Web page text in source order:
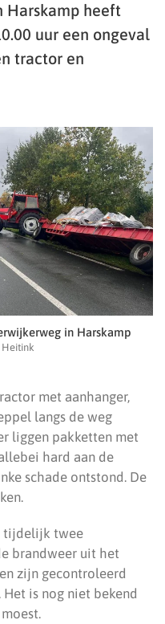
Harskamp heeft
uur een ongeval
tractor en
in Harskamp
met aanhanger,
langs de weg
liggen pakketten met
hard aan de
schade ontstond. De
tijdelijk twee
brandweer uit het
zijn gecontroleerd
is nog niet bekend